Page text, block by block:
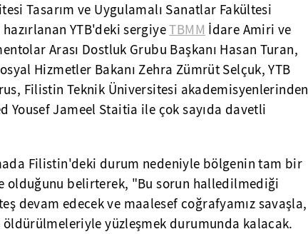
Tasarım ve Uygulamalı Sanatlar Fakültesi
YTB'deki sergiyeTBMM İdare Amiri ve
Arası Dostluk Grubu Başkanı Hasan Turan,
Hizmetler Bakanı Zehra Zümrüt Selçuk, YTB
Filistin Teknik Üniversitesi akademisyenlerinden
Yousef Jameel Staitia ile çok sayıda davetli
Filistin'deki durum nedeniyle bölgenin tam bir
olduğunu belirterek, "Bu sorun halledilmediği
devam edecek ve maalesef coğrafyamız savaşla,
yüzleşmek durumunda kalacak.